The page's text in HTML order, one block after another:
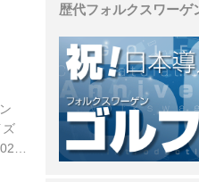
ズ
歴代フォルクスワーゲ